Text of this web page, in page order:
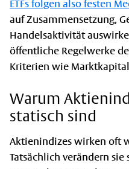
ETFs folgen also festen
auf Zusammensetzung,
Handelsaktivität
öffentliche Regelwerke
Kriterien wie
Warum
statisch sind
Aktienindizes wirken oft
Tatsächlich verändern